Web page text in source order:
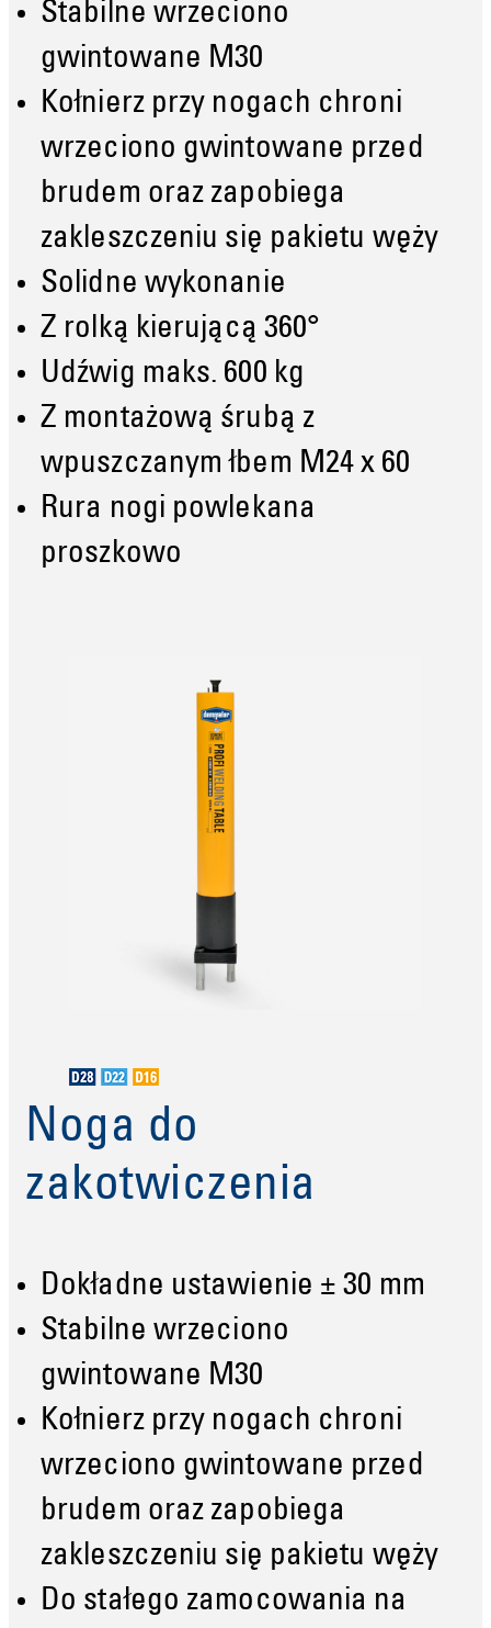
Stabilne wrzeciono
gwintowane M30
Kołnierz przy nogach chroni
wrzeciono gwintowane przed
brudem oraz zapobiega
zakleszczeniu się pakietu węży
Solidne wykonanie
Z rolką kierującą 360°
Udźwig maks. 600 kg
Z montażową śrubą z
wpuszczanym łbem M24 x 60
Rura nogi powlekana
proszkowo
Noga do
zakotwiczenia
Dokładne ustawienie ± 30 mm
Stabilne wrzeciono
gwintowane M30
Kołnierz przy nogach chroni
wrzeciono gwintowane przed
brudem oraz zapobiega
zakleszczeniu się pakietu węży
Do stałego zamocowania na